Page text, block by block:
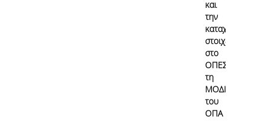
και
την
καταχώρηση
στοιχείων
στο
ΟΠΕΣΠ από
τη
ΜΟΔΙΠ
του
ΟΠΑ